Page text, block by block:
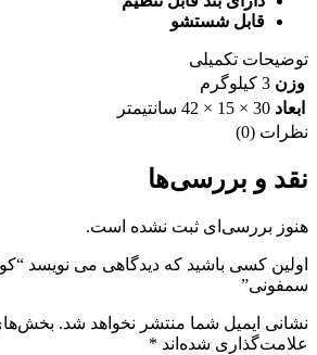
قابل شستشو
توضیحات تکمیلی
وزن 3 کیلوگرم
ابعاد 30 × 15 × 42 سانتیمتر
نظرات (0)
نقد و بررسی‌ها
هنوز بررسی‌ای ثبت نشده است.
اولین کسی باشید که دیدگاهی می نویسد
سمفونی”
نشانی ایمیل شما منتشر نخواهد شد.
علامت‌گذاری شده‌اند *